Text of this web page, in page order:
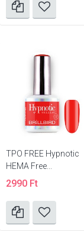
TPO FREE Hypnotic
HEMA Free...
2990 Ft